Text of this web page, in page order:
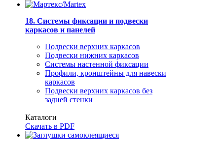
18. Системы фиксации и подвески
каркасов и панелей
Подвески верхних каркасов
Подвески нижних каркасов
Системы настенной фиксации
Профили, кронштейны для навески
каркасов
Подвески верхних каркасов без
задней стенки
Каталоги
Скачать в PDF